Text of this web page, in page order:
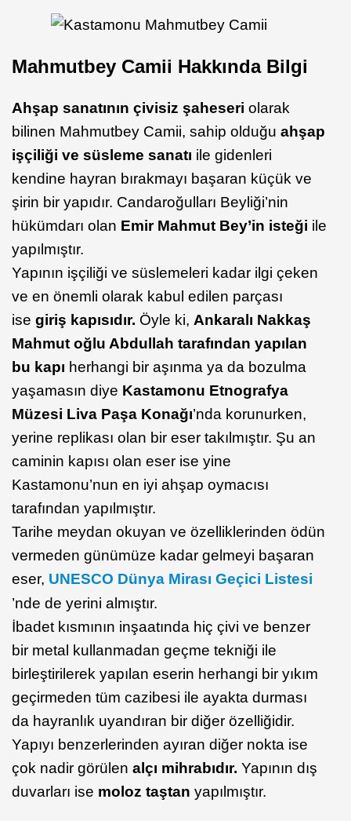
Mahmutbey Camii Hakkında Bilgi
Ahşap sanatının çivisiz şaheseri olarak
bilinen Mahmutbey Camii, sahip olduğu ahşap
işçiliği ve süsleme sanatı ile gidenleri
kendine hayran bırakmayı başaran küçük ve
şirin bir yapıdır. Candaroğulları Beyliği’nin
hükümdarı olan Emir Mahmut Bey’in isteği ile
yapılmıştır.
Yapının işçiliği ve süslemeleri kadar ilgi çeken
ve en önemli olarak kabul edilen parçası
ise giriş kapısıdır. Öyle ki, Ankaralı Nakkaş
Mahmut oğlu Abdullah tarafından yapılan
bu kapı herhangi bir aşınma ya da bozulma
yaşamasın diye Kastamonu Etnografya
Müzesi Liva Paşa Konağı’nda korunurken,
yerine replikası olan bir eser takılmıştır. Şu an
caminin kapısı olan eser ise yine
Kastamonu’nun en iyi ahşap oymacısı
tarafından yapılmıştır.
Tarihe meydan okuyan ve özelliklerinden ödün
vermeden günümüze kadar gelmeyi başaran
eser, UNESCO Dünya Mirası Geçici Listesi
’nde de yerini almıştır.
İbadet kısmının inşaatında hiç çivi ve benzer
bir metal kullanmadan geçme tekniği ile
birleştirilerek yapılan eserin herhangi bir yıkım
geçirmeden tüm cazibesi ile ayakta durması
da hayranlık uyandıran bir diğer özelliğidir.
Yapıyı benzerlerinden ayıran diğer nokta ise
çok nadir görülen alçı mihrabıdır. Yapının dış
duvarları ise moloz taştan yapılmıştır.